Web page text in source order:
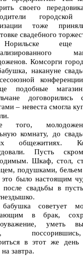
своего
городской
тоже
свадебного
Комсорги
накануне
подобные
договорились
– невеста смогла
того,
комнату, до
общежитиях.
Пусть
Шкаф, стол,
подушками,
это было настоящим
после свадьбы в
советует
в брак,
уметь
поссорившись,
в этот же день
завтра.